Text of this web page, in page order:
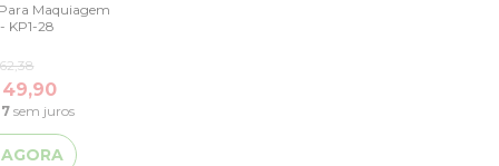
Maquiagem
- Macrilan - KP1-28
49,90
sem juros